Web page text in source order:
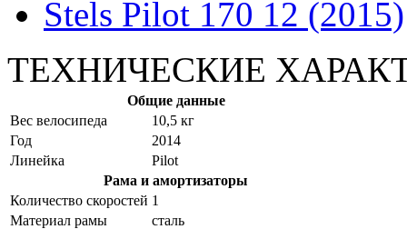
Stels Pilot 170 12 (2015)
ТЕХНИЧЕСКИЕ
Общие данные
Вес велосипеда
10,5 кг
Год
2014
Линейка
Pilot
Рама и амортизаторы
Количество скоростей 1
Материал рамы
сталь